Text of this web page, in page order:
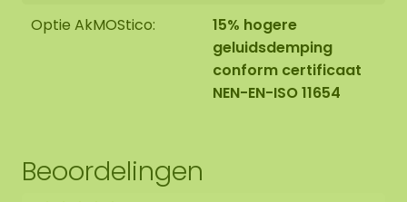
Onze junglewanden bestaan uit natuurlijke,
geconserveerde materialen. Door schommelingen
in luchtvochtigheid, temperatuur en ventilatie
kleurafgifte veroorzaken. Dit is een natuurlijke
eigenschap van het materiaal en geen defect.
Optie AkMOStico:
15% hogere
geluidsdemping
conform certificaat
NEN-EN-ISO 11654
Beoordelingen